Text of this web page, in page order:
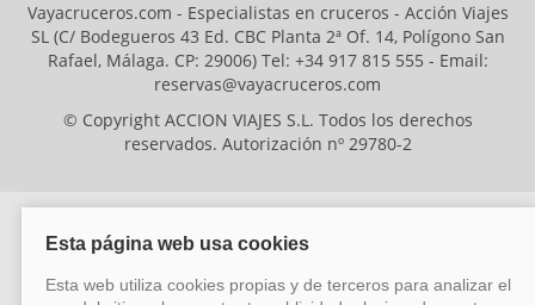
Vayacruceros.com - Especialistas en cruceros - Acción Viajes
SL (C/ Bodegueros 43 Ed. CBC Planta 2ª Of. 14, Polígono San
Rafael, Málaga. CP: 29006) Tel: +34 917 815 555 - Email:
reservas@vayacruceros.com
© Copyright ACCION VIAJES S.L. Todos los derechos
reservados. Autorización nº 29780-2